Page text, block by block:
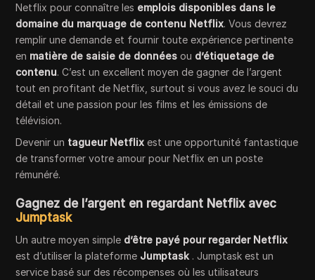
Netflix pour connaître les emplois disponibles dans le
domaine du marquage de contenu Netflix. Vous devrez
remplir une demande et fournir toute expérience pertinente
en matière de saisie de données ou d’étiquetage de
contenu. C’est un excellent moyen de gagner de l’argent
tout en profitant de Netflix, surtout si vous avez le souci du
détail et une passion pour les films et les émissions de
télévision.
Devenir un tagueur Netflix est une opportunité fantastique
de transformer votre amour pour Netflix en un poste
rémunéré.
Gagnez de l’argent en regardant Netflix avec
Jumptask
Un autre moyen simple d’être payé pour regarder Netflix
est d’utiliser la plateforme Jumptask . Jumptask est un
service basé sur des récompenses où les utilisateurs